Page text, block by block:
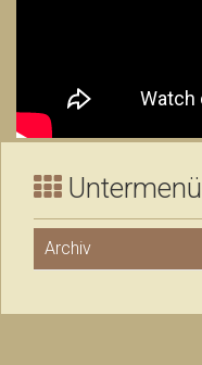
Untermenü
Archiv